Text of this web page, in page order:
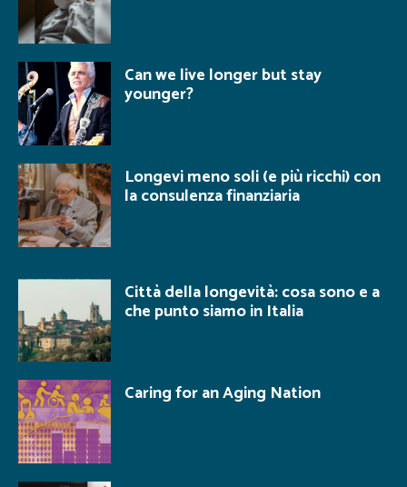
Can we live longer but stay
younger?
Longevi meno soli (e più ricchi) con
la consulenza finanziaria
Città della longevità: cosa sono e a
che punto siamo in Italia
Caring for an Aging Nation